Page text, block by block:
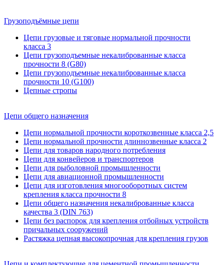
Грузоподъёмные цепи
Цепи грузовые и тяговые нормальной прочности
класса 3
Цепи грузоподъемные некалиброванные класса
прочности 8 (G80)
Цепи грузоподъемные некалиброванные класса
прочности 10 (G100)
Цепные стропы
Цепи общего назначения
Цепи нормальной прочности короткозвенные класса 2,5
Цепи нормальной прочности длиннозвенные класса 2
Цепи для товаров народного потребления
Цепи для конвейеров и транспортеров
Цепи для рыболовной промышленности
Цепи для авиационной промышленности
Цепи для изготовления многооборотных систем
крепления класса прочности 8
Цепи общего назначения некалиброванные класса
качества 3 (DIN 763)
Цепи без распорок для крепления отбойных устройств
причальных сооружений
Растяжка цепная высокопрочная для крепления грузов